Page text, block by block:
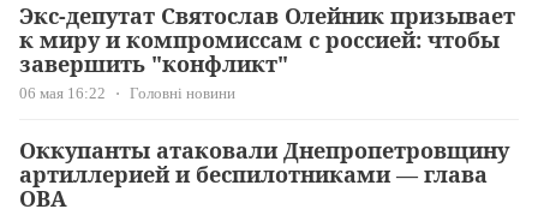
Экс-депутат Святослав Олейник призывает
к миру и компромиссам с россией: чтобы
завершить "конфликт"
06 мая 16:22 Головні новини
Оккупанты атаковали Днепропетровщину
артиллерией и беспилотниками — глава
ОВА